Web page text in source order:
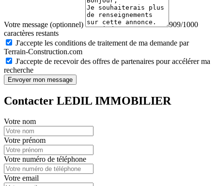
Votre message (optionnel)
909/1000
caractères restants
J'accepte les conditions de traitement de ma demande par
Terrain-Construction.com
J'accepte de recevoir des offres de partenaires pour accélérer ma
recherche
Envoyer mon message
Contacter LEDIL IMMOBILIER
Votre nom
Votre prénom
Votre numéro de téléphone
Votre email